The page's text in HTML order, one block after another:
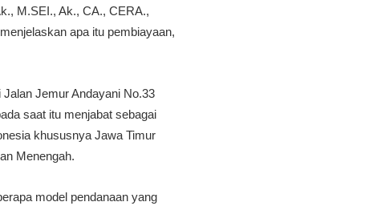
M.SEI., Ak., CA., CERA.,
apa itu pembiayaan,
Jemur Andayani No.33
saat itu menjabat sebagai
khususnya Jawa Timur
Menengah.
model pendanaan yang